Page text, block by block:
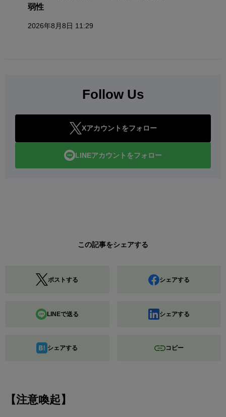
弱性
2026年8月8日 11:29
Follow Us
Xアカウントをフォロー
LINEアカウントをフォロー
この記事をシェアする
ポストする シェアする
LINEで送る シェアする
シェアする コピー
【注意喚起】